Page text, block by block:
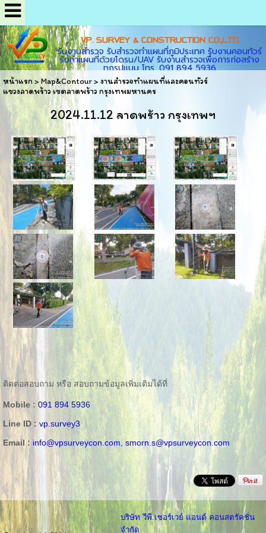
VP. SURVEY & CONSTRUCTION CO.,LTD.
รับงานสำรวจ รับสำรวจทำแผนที่ภูมิประเทศ รับงานคอนทัวร์
รับทำแผนที่ด้วยโดรน/UAV รับงานสำรวจเพื่อการก่อสร้าง
ทุกรูปแบบ โทร. 091 894 5936
หน้าแรก > Map&Contour> งานสำรวจทำแผนที่และคอนทัวร์
แขวงลาดพร้าว เขตลาดพร้าว กรุงเทพมหานคร
2024.11.12 ลาดพร้าว กรุงเทพฯ
ติดต่อสอบถาม หรือ สอบถามข้อมูลเพิ่มเติมได้ที่
Mobile : 091 894 5936
Line ID : vp.survey3
Email : info@vpsurveycon.com, smorn.s@vpsurveycon.com
บริษัท วีพี.เซอร์เวย์ แอนด์ คอนสตรัคชั่น
จำกัด